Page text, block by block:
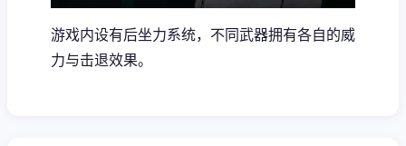
游戏内设有后坐力系统，不同武器拥有各自的威
力与击退效果。